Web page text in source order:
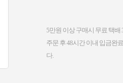
5만원 이상 구매시 무료 택
주문 후 48시간 이내 입금완
다.